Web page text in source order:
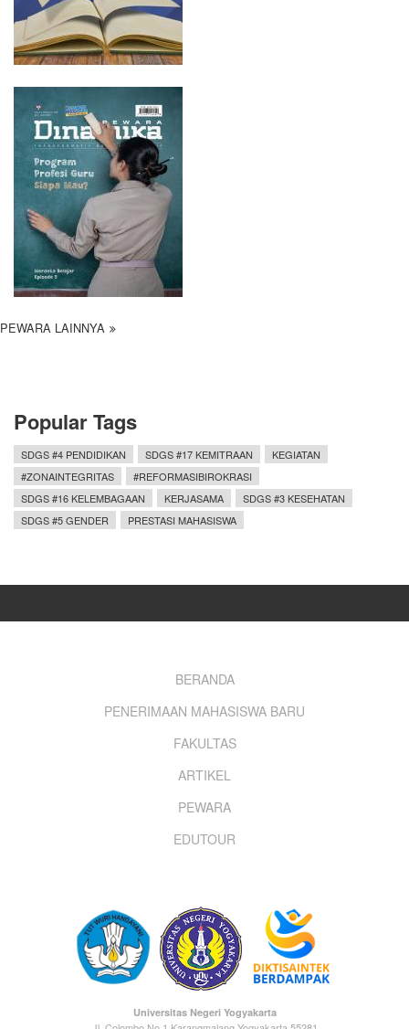
PEWARA LAINNYA
Popular Tags
SDGS #4 PENDIDIKAN SDGS #17 KEMITRAAN
KEGIATAN
#ZONAINTEGRITAS
#REFORMASIBIROKRASI
SDGS #16 KELEMBAGAAN
KERJASAMA
SDGS #3 KESEHATAN
SDGS #5 GENDER
PRESTASI MAHASISWA
BERANDA
PENERIMAAN MAHASISWA BARU
FAKULTAS
ARTIKEL
PEWARA
EDUTOUR
Universitas Negeri Yogyakarta